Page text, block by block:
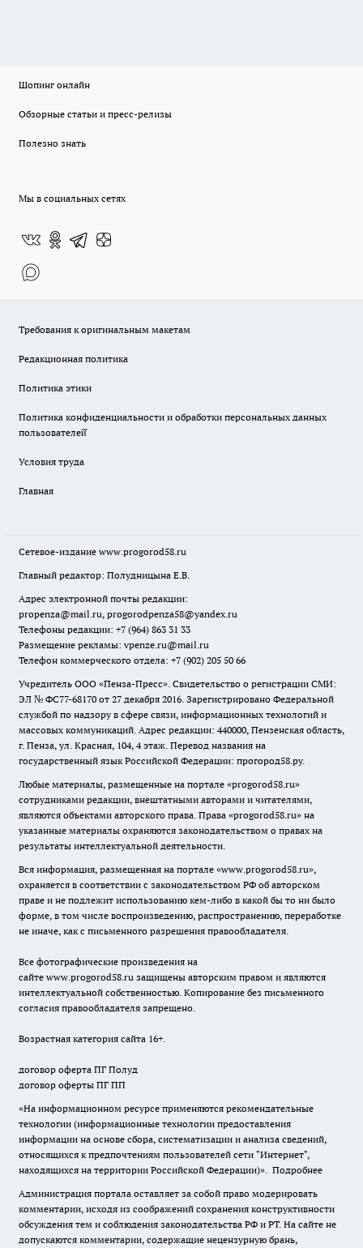
Шопинг онлайн
Обзорные статьи и пресс-релизы
Полезно знать
Мы в социальных сетях
Требования к оригинальным макетам
Редакционная политика
Политика этики
Политика конфиденциальности и обработки персональных данных
пользователей̆
Условия труда
Главная
Сетевое-издание www.progorod58.ru
Главный редактор: Полудницына Е.В.
Адрес электронной почты редакции:
propenza@mail.ru, progorodpenza58@yandex.ru
Телефоны редакции: +7 (964) 863 31 33
Размещение рекламы: vpenze.ru@mail.ru
Телефон коммерческого отдела: +7 (902) 205 50 66
Учредитель ООО «Пенза-Пресс». Свидетельство о регистрации СМИ:
ЭЛ № ФС77-68170 от 27 декабря 2016. Зарегистрировано Федеральной
службой по надзору в сфере связи, информационных технологий и
массовых коммуникаций. Адрес редакции: 440000, Пензенская область,
г. Пенза, ул. Красная, 104, 4 этаж. Перевод названия на
государственный язык Российской Федерации: прогород58.ру.
Любые материалы, размещенные на портале «progorod58.ru»
сотрудниками редакции, внештатными авторами и читателями,
являются объектами авторского права. Права «progorod58.ru» на
указанные материалы охраняются законодательством о правах на
результаты интеллектуальной деятельности.
Вся информация, размещенная на портале «www.progorod58.ru»,
охраняется в соответствии с законодательством РФ об авторском
праве и не подлежит использованию кем-либо в какой бы то ни было
форме, в том числе воспроизведению, распространению, переработке
не иначе, как с письменного разрешения правообладателя.
Все фотографические произведения на
сайте www.progorod58.ru защищены авторским правом и являются
интеллектуальной собственностью. Копирование без письменного
согласия правообладателя запрещено.
Возрастная категория сайта 16+.
договор оферта ПГ Полуд
договор оферты ПГ ПП
«На информационном ресурсе применяются рекомендательные
технологии (информационные технологии предоставления
информации на основе сбора, систематизации и анализа сведений,
относящихся к предпочтениям пользователей сети "Интернет",
находящихся на территории Российской Федерации)». Подробнее
Администрация портала оставляет за собой право модерировать
комментарии, исходя из соображений сохранения конструктивности
обсуждения тем и соблюдения законодательства РФ и РТ. На сайте не
допускаются комментарии, содержащие нецензурную брань,